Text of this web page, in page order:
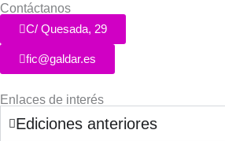
Contáctanos
C/ Quesada, 29
fic@galdar.es
Enlaces de interés
Ediciones anteriores